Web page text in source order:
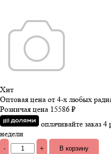
Хит
Оптовая цена от 4-х любых
Розничая цена 15586 ₽
оплачивайте заказ
недели
- +